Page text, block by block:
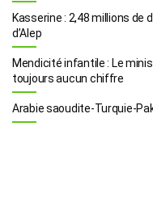
Kasserine : 2,48 millions
d’Alep
Mendicité infantile : Le
toujours aucun chiffre
Arabie saoudite-Turquie-